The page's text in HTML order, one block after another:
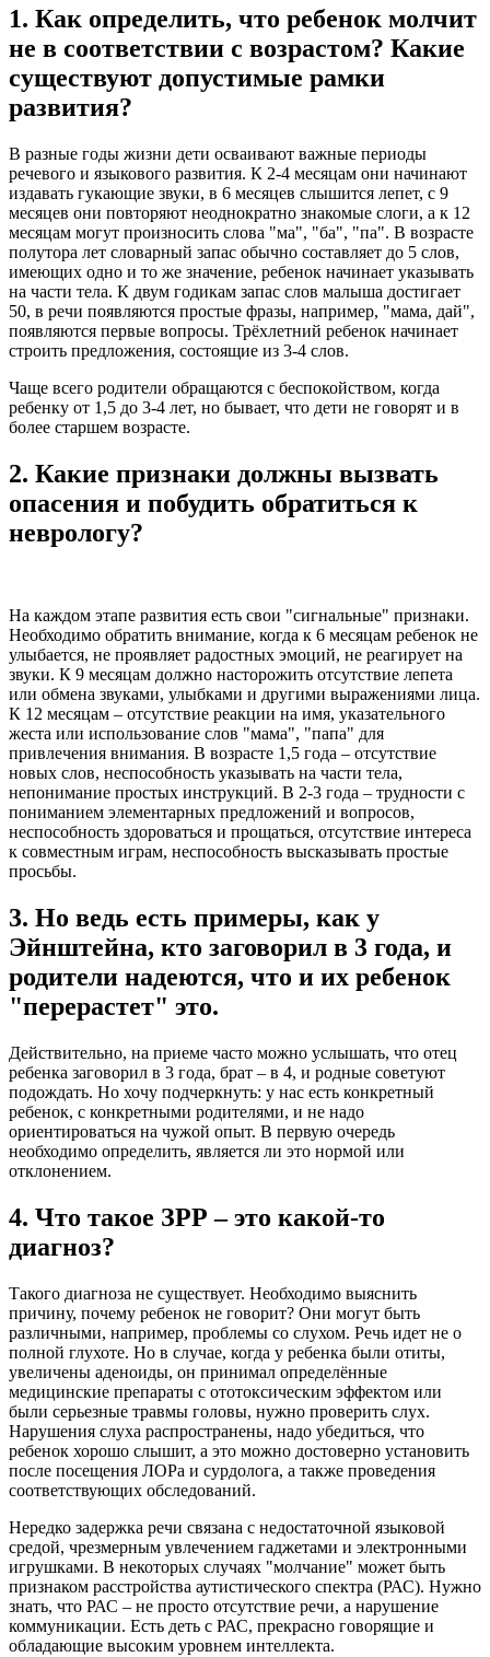
1. Как определить, что ребенок молчит
не в соответствии с возрастом? Какие
существуют допустимые рамки
развития?
В разные годы жизни дети осваивают важные периоды
речевого и языкового развития. К 2-4 месяцам они начинают
издавать гукающие звуки, в 6 месяцев слышится лепет, с 9
месяцев они повторяют неоднократно знакомые слоги, а к 12
месяцам могут произносить слова "ма", "ба", "па". В возрасте
полутора лет словарный запас обычно составляет до 5 слов,
имеющих одно и то же значение, ребенок начинает указывать
на части тела. К двум годикам запас слов малыша достигает
50, в речи появляются простые фразы, например, "мама, дай",
появляются первые вопросы. Трёхлетний ребенок начинает
строить предложения, состоящие из 3-4 слов.
Чаще всего родители обращаются с беспокойством, когда
ребенку от 1,5 до 3-4 лет, но бывает, что дети не говорят и в
более старшем возрасте.
2. Какие признаки должны вызвать
опасения и побудить обратиться к
неврологу?
На каждом этапе развития есть свои "сигнальные" признаки.
Необходимо обратить внимание, когда к 6 месяцам ребенок не
улыбается, не проявляет радостных эмоций, не реагирует на
звуки. К 9 месяцам должно насторожить отсутствие лепета
или обмена звуками, улыбками и другими выражениями лица.
К 12 месяцам – отсутствие реакции на имя, указательного
жеста или использование слов "мама", "папа" для
привлечения внимания. В возрасте 1,5 года – отсутствие
новых слов, неспособность указывать на части тела,
непонимание простых инструкций. В 2-3 года – трудности с
пониманием элементарных предложений и вопросов,
неспособность здороваться и прощаться, отсутствие интереса
к совместным играм, неспособность высказывать простые
просьбы.
3. Но ведь есть примеры, как у
Эйнштейна, кто заговорил в 3 года, и
родители надеются, что и их ребенок
"перерастет" это.
Действительно, на приеме часто можно услышать, что отец
ребенка заговорил в 3 года, брат – в 4, и родные советуют
подождать. Но хочу подчеркнуть: у нас есть конкретный
ребенок, с конкретными родителями, и не надо
ориентироваться на чужой опыт. В первую очередь
необходимо определить, является ли это нормой или
отклонением.
4. Что такое ЗРР – это какой-то
диагноз?
Такого диагноза не существует. Необходимо выяснить
причину, почему ребенок не говорит? Они могут быть
различными, например, проблемы со слухом. Речь идет не о
полной глухоте. Но в случае, когда у ребенка были отиты,
увеличены аденоиды, он принимал определённые
медицинские препараты с ототоксическим эффектом или
были серьезные травмы головы, нужно проверить слух.
Нарушения слуха распространены, надо убедиться, что
ребенок хорошо слышит, а это можно достоверно установить
после посещения ЛОРа и сурдолога, а также проведения
соответствующих обследований.
Нередко задержка речи связана с недостаточной языковой
средой, чрезмерным увлечением гаджетами и электронными
игрушками. В некоторых случаях "молчание" может быть
признаком расстройства аутистического спектра (РАС). Нужно
знать, что РАС – не просто отсутствие речи, а нарушение
коммуникации. Есть деть с РАС, прекрасно говорящие и
обладающие высоким уровнем интеллекта.